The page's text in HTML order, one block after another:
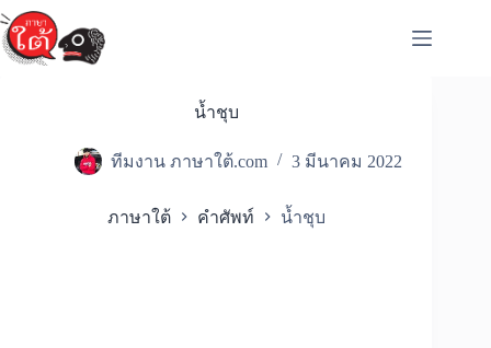
Skip
to
content
น้ำชุบ
ทีมงาน ภาษาใต้.com 3 มีนาคม 2022
ภาษาใต้ คำศัพท์ น้ำชุบ